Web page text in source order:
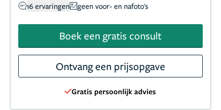
16 ervaringen geen voor- en nafoto's
Boek een gratis consult
Ontvang een prijsopgave
Gratis persoonlijk advies